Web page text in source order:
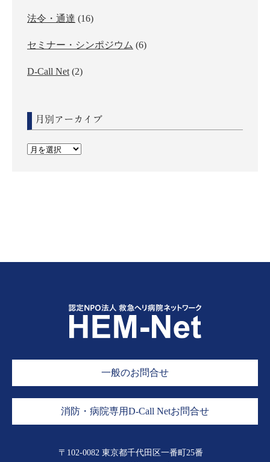
法令・通達 (16)
セミナー・シンポジウム (6)
D-Call Net (2)
月別アーカイブ
一般のお問合せ
消防・病院専用D-Call Netお問合せ
〒102-0082 東京都千代田区一番町25番